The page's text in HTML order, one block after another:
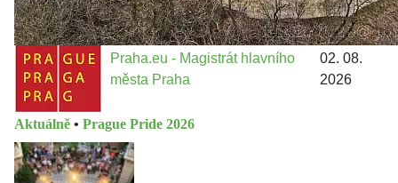
Praha.eu - Magistrát hlavního
města Praha
02. 08.
2026
Aktuálně • Prague Pride 2026